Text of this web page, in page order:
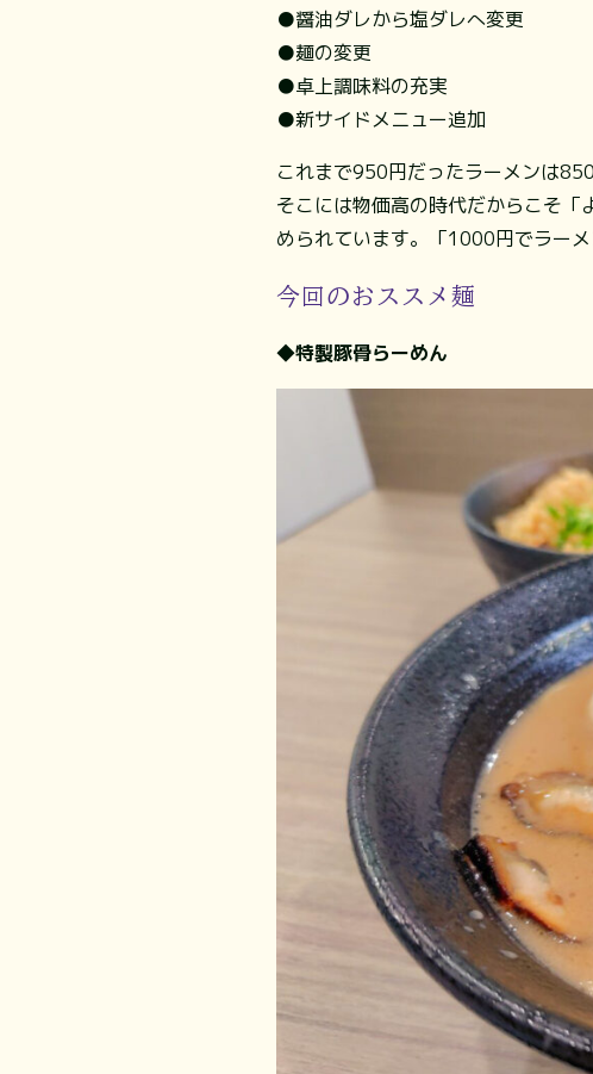
●醤油ダレから塩ダレへ変更
●麺の変更
●卓上調味料の充実
●新サイドメニュー追加
これまで950円だったラーメンは850
そこには物価高の時代だからこそ
められています。「1000円でラー
今回のおススメ麺
◆特製豚骨らーめん